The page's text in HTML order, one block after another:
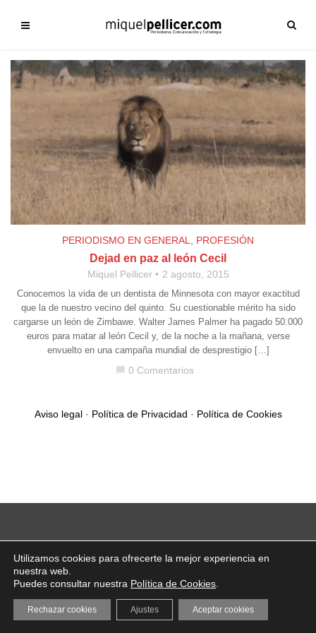
PERIODISMO EN GENERAL PROFESIÓN
Dejad en paz al león Cecil
Miquel Pellicer 2 agosto, 2015
Conocemos la vida de un dentista de Minnesota con mayor exactitud
que la de nuestro vecino del quinto. Su cuestionable mérito ha sido
cargarse un león de Zimbawe. Walter James Palmer ha pagado 50.000
euros para matar al león Cecil y, de la noche a la mañana, verse
envuelto en una campaña mundial de desprestigio […]
0 Comentarios
Aviso legal· Política de Privacidad · Política de Cookies
Utilizamos cookies para ofrecerte la mejor experiencia en
nuestra web.
Puedes consultar nuestra Política de Cookies
Aceptar cookies
Rechazar cookies Ajustes